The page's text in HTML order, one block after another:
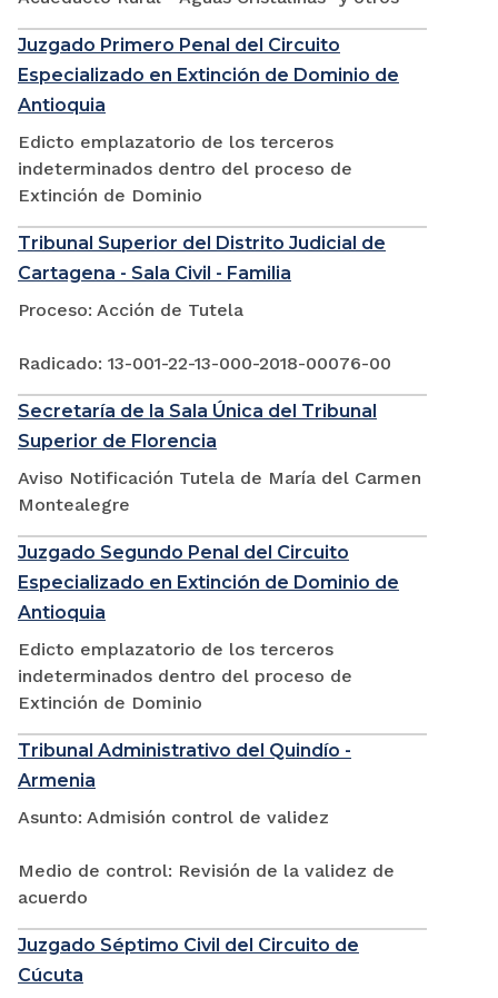
Juzgado Primero Penal del Circuito
Especializado en Extinción de Dominio de
Antioquia
Edicto emplazatorio de los terceros
indeterminados dentro del proceso de
Extinción de Dominio
Tribunal Superior del Distrito Judicial de
Cartagena - Sala Civil - Familia
Proceso: Acción de Tutela
Radicado: 13-001-22-13-000-2018-00076-00
Secretaría de la Sala Única del Tribunal
Superior de Florencia
Aviso Notificación Tutela de María del Carmen
Montealegre
Juzgado Segundo Penal del Circuito
Especializado en Extinción de Dominio de
Antioquia
Edicto emplazatorio de los terceros
indeterminados dentro del proceso de
Extinción de Dominio
Tribunal Administrativo del Quindío -
Armenia
Asunto: Admisión control de validez
Medio de control: Revisión de la validez de
acuerdo
Juzgado Séptimo Civil del Circuito de
Cúcuta